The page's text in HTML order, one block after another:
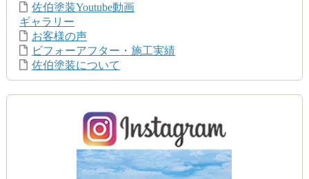
佐伯塗装Youtube動画
ギャラリー
お客様の声
ビフォーアフター・施工実績
佐伯塗装について